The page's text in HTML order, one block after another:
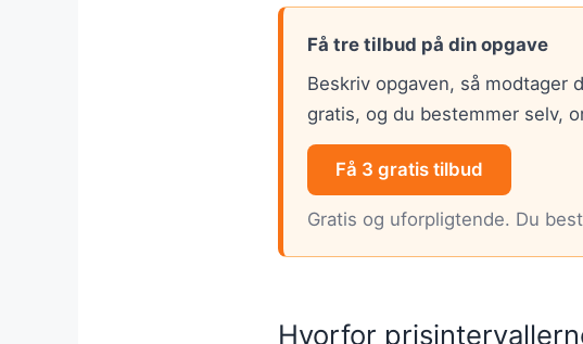
Få tre tilbud på din opgave
Beskriv opgaven, så
gratis, og du bestemmer selv,
Få 3 gratis tilbud
Gratis og uforpligtende. Du
Hvorfor